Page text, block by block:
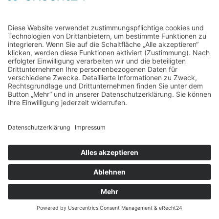
Home Kontakt
AGB
Datenschutzerklärung
Impressum